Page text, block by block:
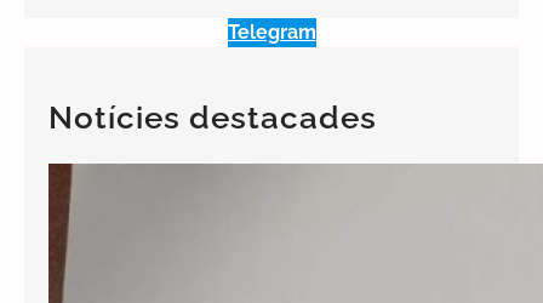
Telegram
Notícies destacades